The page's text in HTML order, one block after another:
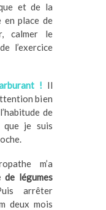
et de la
en place de
calmer le
l’exercice
! Il
bien
de
je suis
m’a
de légumes
arrêter
deux mois